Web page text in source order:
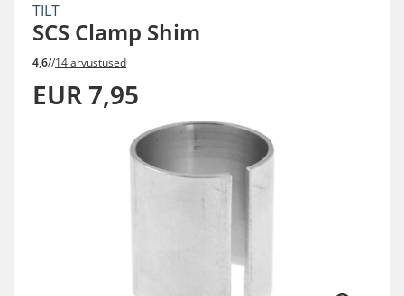
TILT
SCS Clamp Shim
4,6//14 arvustused
EUR 7,95